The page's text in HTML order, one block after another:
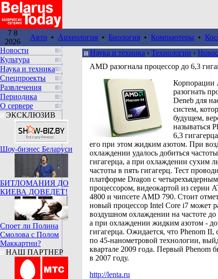
7 8
2026
Авто • Археология • Биология • Компьютеры •
Новости
Культура
Наука и техника
Спецпроекты
Развлечения
Периодика
О сервере
ЭКСКЛЮЗИВ
Шоу-бизнес Беларуси
БИТЛОМАНИЯ ДО
КИЕВА ДОВЕДЕТ!
Споет ли Полина
Смолова с Полом
Маккартни?
НАШ ПАРТНЕР
Наука и техника › Технологии ›
AMD разогнала процессор до 6,3
Корпорации
разогнать
Deneb для
систем,
будущем,
называться
6,3
его при этом жидким азотом. При
охлаждении удалось добиться
гигагерца, а при охлаждении сухим
частоты в пять гигагерц. Тест
платформе Dragon с четырехъядерным
процессором, видеокартой из серии
4800 и чипсете AMD 790. Стоит
новый процессор Intel Core i7 может
воздушном охлаждении на частоте до
а при охлаждении жидким азотом -
гигагерца. Ожидается, что Phenom II,
по 45-нанометровой технологии,
квартале 2009 года. Первый Phenom
в 2007 году.
http://lenta.ru